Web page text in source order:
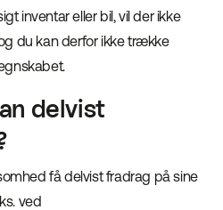
inventar eller bil, vil der ikke
du kan derfor ikke trække
delvist
få delvist fradrag på sine
ved